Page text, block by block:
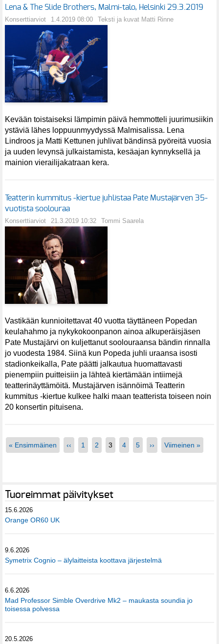
Lena & The Slide Brothers, Malmi-talo, Helsinki 29.3.2019
Konserttiarviot 1.4.2019 08:00 Teksti ja kuvat Matti Rinne
Kevään toistaiseksi lämpimin päivä hemmotteli juurimusiikin
ystäviä lähes loppuunmyydyssä Malmisalissa. Lena
Lindroos ja Matti Kettunen juhlivat bändinsä pyöreitä vuosia
ja uuden levynsä julkaistamista, kesäajan kynnyksellä ja
mainion vierailijakatraan kera.
Teatterin kummitus -kiertue juhlistaa Pate Mustajärven 35-
vuotista soolouraa
Konserttiarviot 21.3.2019 10:32 Tommi Saarela
Vastikään kunnioitettavat 40 vuotta täyttäneen Popedan
keulahahmo ja nykykokoonpanon ainoa alkuperäisjäsen
Pate Mustajärvi on kuljettanut soolouraansa bändin rinnalla
jo vuodesta 1984. Siinä kun Popeda juhli uraansa isosti
stadionkeikalla, Pate päätti jalkautua huomattavasti
pienempiin puitteisiin ja lähteä kiertämään intiimejä
teatterinäyttämöitä. Mustajärven isännöimä Teatterin
kummitus -kiertue kulkee halki maan teatterista toiseen noin
20 konsertin pituisena.
« Ensimmäinen ‹‹ 1 2 3 4 5 ›› Viimeinen »
Tuoreimmat päivitykset
15.6.2026
Orange OR60 UK
9.6.2026
Symetrix Cognio – älylaitteista koottava järjestelmä
6.6.2026
Mad Professor Simble Overdrive Mk2 – maukasta soundia jo
toisessa polvessa
20.5.2026